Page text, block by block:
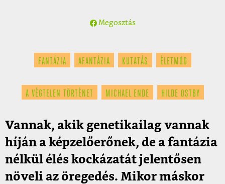
Megosztás
FANTÁZIA AFANTÁZIA KUTATÁS ÉLETMÓD
A VÉGTELEN TÖRTÉNET MICHAEL ENDE HILDE OSTBY
Vannak, akik genetikailag vannak
híján a képzelőerőnek, de a fantázia
nélkül élés kockázatát jelentősen
növeli az öregedés. Mikor máskor